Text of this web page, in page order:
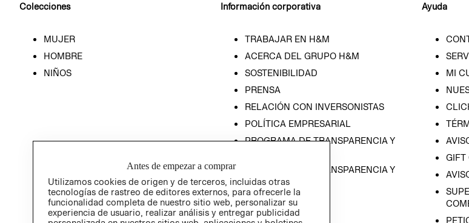
Colecciones
MUJER
HOMBRE
NIÑOS
Información corporativa
TRABAJAR EN H&M
ACERCA DEL GRUPO H&M
SOSTENIBILIDAD
PRENSA
RELACIÓN CON INVERSONISTAS
POLÍTICA EMPRESARIAL
PROGRAMA DE TRANSPARENCIA Y
PROGRAMA DE TRANSPARENCIA Y
ÉTICA (INGLÉS)
Ayuda
MI
GIFT
Antes de empezar a comprar
Utilizamos cookies de origen y de terceros, incluidas otras
tecnologías de rastreo de editores externos, para ofrecerle la
funcionalidad completa de nuestro sitio web, personalizar su
experiencia de usuario, realizar análisis y entregar publicidad